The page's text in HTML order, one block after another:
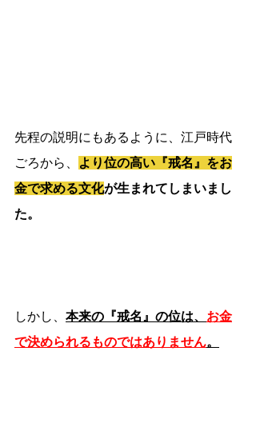
先程の説明にもあるように、江戸時代
ごろから、
より位の高い『戒名』をお
金で求める文化が生まれてしまいまし
た。
しかし、 本来の『戒名』の位は、 お金
で決められるものではありません。